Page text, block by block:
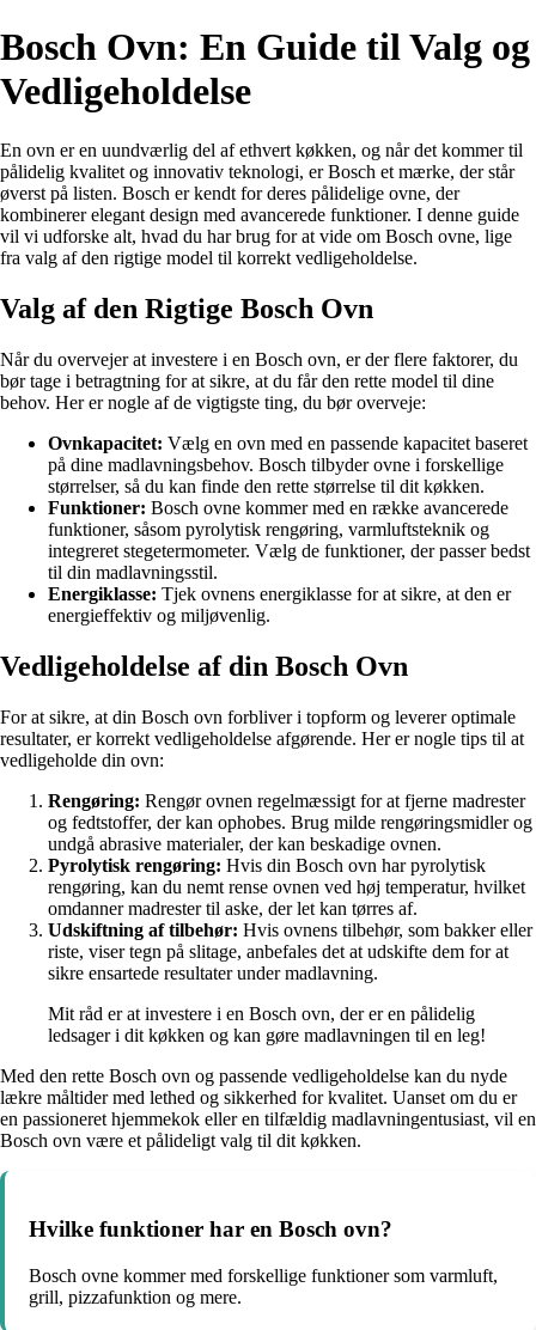
Bosch Ovn: En Guide til Valg og
Vedligeholdelse
En ovn er en uundværlig del af ethvert køkken, og når det kommer til
pålidelig kvalitet og innovativ teknologi, er Bosch et mærke, der står
øverst på listen. Bosch er kendt for deres pålidelige ovne, der
kombinerer elegant design med avancerede funktioner. I denne guide
vil vi udforske alt, hvad du har brug for at vide om Bosch ovne, lige
fra valg af den rigtige model til korrekt vedligeholdelse.
Valg af den Rigtige Bosch Ovn
Når du overvejer at investere i en Bosch ovn, er der flere faktorer, du
bør tage i betragtning for at sikre, at du får den rette model til dine
behov. Her er nogle af de vigtigste ting, du bør overveje:
Ovnkapacitet: Vælg en ovn med en passende kapacitet baseret
på dine madlavningsbehov. Bosch tilbyder ovne i forskellige
størrelser, så du kan finde den rette størrelse til dit køkken.
Funktioner: Bosch ovne kommer med en række avancerede
funktioner, såsom pyrolytisk rengøring, varmluftsteknik og
integreret stegetermometer. Vælg de funktioner, der passer bedst
til din madlavningsstil.
Energiklasse: Tjek ovnens energiklasse for at sikre, at den er
energieffektiv og miljøvenlig.
Vedligeholdelse af din Bosch Ovn
For at sikre, at din Bosch ovn forbliver i topform og leverer optimale
resultater, er korrekt vedligeholdelse afgørende. Her er nogle tips til at
vedligeholde din ovn:
Rengøring: Rengør ovnen regelmæssigt for at fjerne madrester
og fedtstoffer, der kan ophobes. Brug milde rengøringsmidler og
undgå abrasive materialer, der kan beskadige ovnen.
Pyrolytisk rengøring: Hvis din Bosch ovn har pyrolytisk
rengøring, kan du nemt rense ovnen ved høj temperatur, hvilket
omdanner madrester til aske, der let kan tørres af.
Udskiftning af tilbehør: Hvis ovnens tilbehør, som bakker eller
riste, viser tegn på slitage, anbefales det at udskifte dem for at
sikre ensartede resultater under madlavning.
Mit råd er at investere i en Bosch ovn, der er en pålidelig
ledsager i dit køkken og kan gøre madlavningen til en leg!
Med den rette Bosch ovn og passende vedligeholdelse kan du nyde
lækre måltider med lethed og sikkerhed for kvalitet. Uanset om du er
en passioneret hjemmekok eller en tilfældig madlavningentusiast, vil en
Bosch ovn være et pålideligt valg til dit køkken.
Hvilke funktioner har en Bosch ovn?
Bosch ovne kommer med forskellige funktioner som varmluft,
grill, pizzafunktion og mere.